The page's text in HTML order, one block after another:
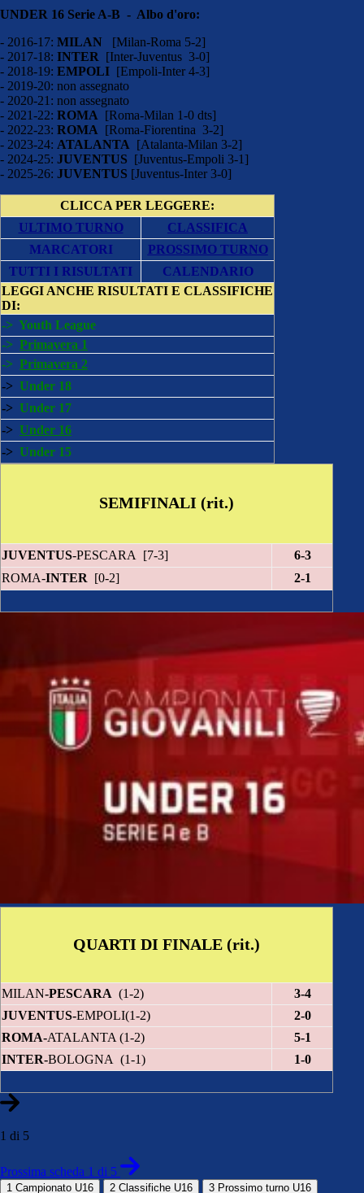
UNDER 16 Serie A-B - Albo d'oro:
- 2016-17: MILAN
[Milan-Roma 5-2]
- 2017-18: INTER
[Inter-Juventus 3-0]
- 2018-19: EMPOLI [Empoli-Inter 4-3]
- 2019-20: non assegnato
- 2020-21: non assegnato
- 2021-22: ROMA [Roma-Milan 1-0 dts]
- 2022-23: ROMA [Roma-Fiorentina 3-2]
- 2023-24: ATALANTA [Atalanta-Milan 3-2]
- 2024-25: JUVENTUS [Juventus-Empoli 3-1]
- 2025-26: JUVENTUS [Juventus-Inter 3-0]
CLICCA PER LEGGERE:
ULTIMO TURNO
CLASSIFICA
MARCATORI
PROSSIMO TURNO
TUTTI I RISULTATI
CALENDARIO
LEGGI ANCHE RISULTATI E CLASSIFICHE
DI:
-> Youth League
-> Primavera 1
-> Primavera 2
-> Under 18
-> Under 17
-> Under 16
-> Under 15
SEMIFINALI (rit.)
JUVENTUS-PESCARA [7-3]
6-3
ROMA-INTER [0-2] 2-1
QUARTI DI FINALE (rit.)
MILAN-PESCARA (1-2)
3-4
JUVENTUS-EMPOLI(1-2)
2-0
ROMA-ATALANTA (1-2)
5-1
INTER-BOLOGNA (1-1) 1-0
1 di 5
Prossima scheda 1 di 5
1 Campionato U16 2 Classifiche U16 3 Prossimo turno U16